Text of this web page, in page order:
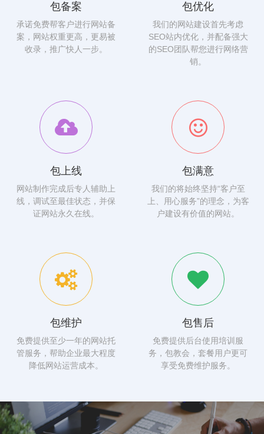
包备案
承诺免费帮客户进行网站备
案，网站权重更高，更易被
收录，推广快人一步。
包优化
我们的网站建设首先考虑
SEO站内优化，并配备强大
的SEO团队帮您进行网络营
销。
包上线
网站制作完成后专人辅助上
线，调试至最佳状态，并保
证网站永久在线。
包满意
我们的将始终坚持“客户至
上、用心服务”的理念，为客
户建设有价值的网站。
包维护
免费提供至少一年的网站托
管服务，帮助企业最大程度
降低网站运营成本。
包售后
免费提供后台使用培训服
务，包教会，套餐用户更可
享受免费维护服务。